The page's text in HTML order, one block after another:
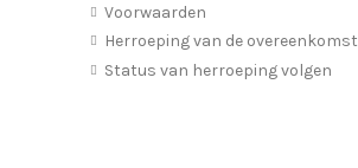
Voorwaarden
Herroeping van de overeenkomst
Status van herroeping volgen